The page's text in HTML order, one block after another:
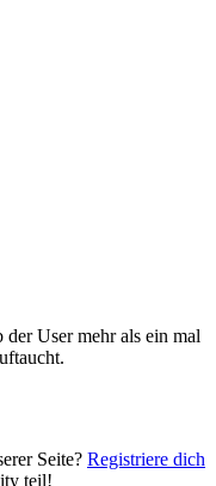
User mehr als ein mal
Seite? Registriere dich
teil!